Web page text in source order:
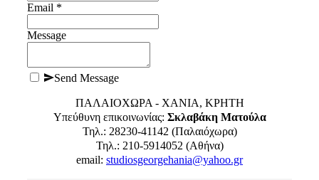
Email *
Message
Send Message
ΠΑΛΑΙΟΧΩΡΑ - ΧΑΝΙΑ, ΚΡΗΤΗ
Υπεύθυνη επικοινωνίας: Σκλαβάκη Ματούλα
Τηλ.: 28230-41142 (Παλαιόχωρα)
Τηλ.: 210-5914052 (Αθήνα)
email: studiosgeorgehania@yahoo.gr